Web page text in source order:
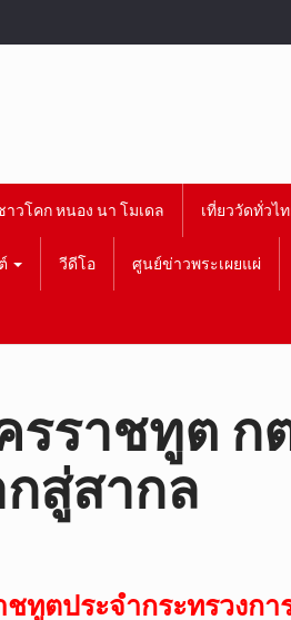
วโคก หนอง นา โมเดล เที่ยววัดทั่วไ
วีดีโอ ศูนย์ข่าวพระเผยแผ่
รราชทูต
สู่สากล
ทูตประจำกระทรวง